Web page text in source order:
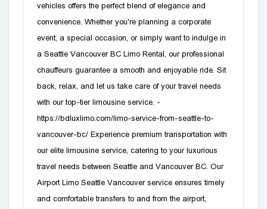
vehicles offers the perfect blend of elegance and
convenience. Whether you're planning a corporate
event, a special occasion, or simply want to indulge in
a Seattle Vancouver BC Limo Rental, our professional
chauffeurs guarantee a smooth and enjoyable ride. Sit
back, relax, and let us take care of your travel needs
with our top-tier limousine service. -
https://bdluxlimo.com/limo-service-from-seattle-to-
vancouver-bc/ Experience premium transportation with
our elite limousine service, catering to your luxurious
travel needs between Seattle and Vancouver BC. Our
Airport Limo Seattle Vancouver service ensures timely
and comfortable transfers to and from the airport,